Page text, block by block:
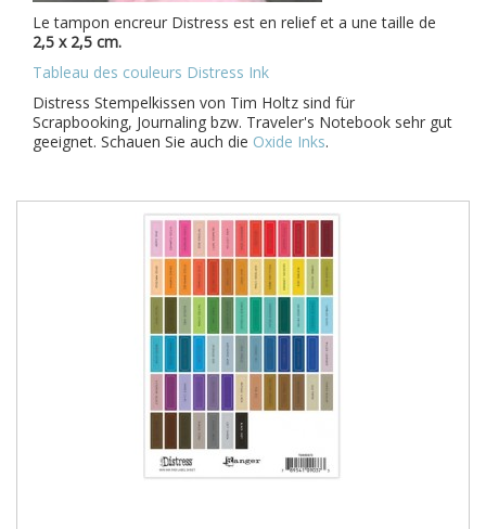
Le tampon encreur Distress est en relief et a une taille de
2,5 x 2,5 cm.
Tableau des couleurs Distress Ink
Distress Stempelkissen von Tim Holtz sind für
Scrapbooking, Journaling bzw. Traveler's Notebook sehr gut
geeignet. Schauen Sie auch die Oxide Inks.